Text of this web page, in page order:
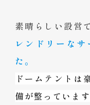
素晴らしい設営
レンドリーな
た。
ドームテントは
備が整っています